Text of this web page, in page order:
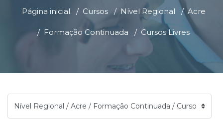
Página inicial Cursos Nível Regional Acre
Formação Continuada Cursos Livres
Blocos
Blocos